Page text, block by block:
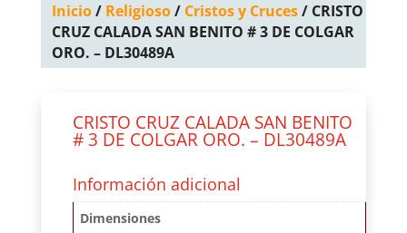
Inicio/ Religioso/ Cristos y Cruces/ CRISTO
CRUZ CALADA SAN BENITO # 3 DE COLGAR
ORO. – DL30489A
CRISTO CRUZ CALADA SAN BENITO
# 3 DE COLGAR ORO. – DL30489A
Información adicional
Dimensiones